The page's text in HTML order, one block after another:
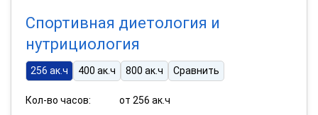
Спортивная диетология и
нутрициология
256 ак.ч 400 ак.ч 800 ак.ч Сравнить
Кол-во часов:
от 256 ак.ч